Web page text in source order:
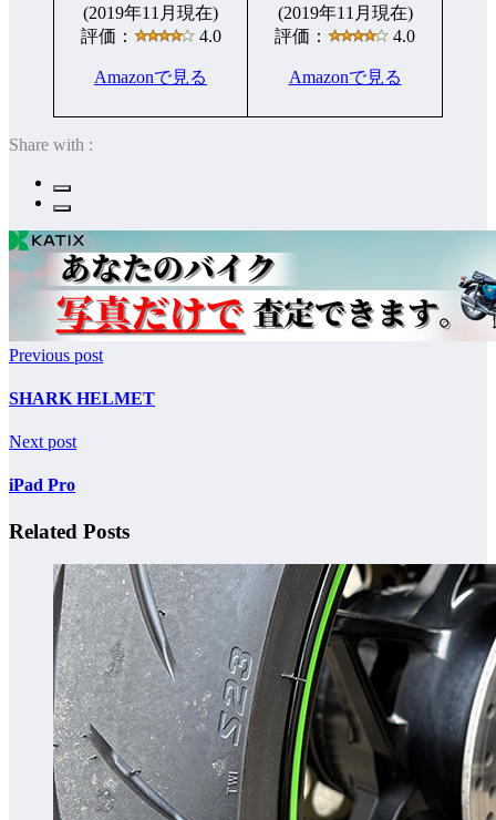
(2019年11月現在)
評価：
4.0
Amazonで見る
(2019年11月現在)
評価：
4.0
Amazonで見る
Share with :
Previous post
SHARK HELMET
Next post
iPad Pro
Related Posts